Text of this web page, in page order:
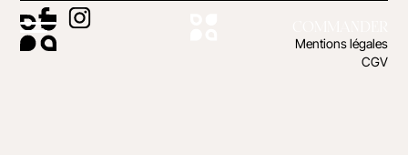
Mentions légales
CGV